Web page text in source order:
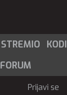
STREMIO KODI
FORUM
Prijavi se